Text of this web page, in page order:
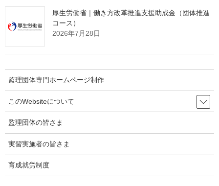
※終了日は変更する可能性があるとされています。
●日本司法支援センター（法テラス）では、「令和６年能登半島地
震」に際し災害救助法が適用された災害発生市町村の区域に、令
和６年１月１日において住所、営業所などがあった方に対して、
生活の再建に当たり必要な法律相談を無料で行います。
また、被災された皆さまが抱えている法的問題について、解決
に役立つ法制度や相談窓口等の情報提供を行っております。
詳細は、以下にお問い合わせいただくか、法テラス特設ページ
をご覧ください。
（受付 平日９：００～２１：００ 土曜日９：００～１７：０
０ 祝日・年末年始を除く）
厚生労働省｜働き方改革推進支援助成金（団体推進
コース）
2026年7月28日
監理団体専門ホームページ制作
このWebsiteについて
監理団体の皆さま
実習実施者の皆さま
育成就労制度